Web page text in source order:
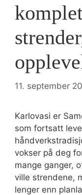
11. september
Karlovasi er
som fortsatt
vokser på deg
mange ganger,
ville strendene,
lenger enn